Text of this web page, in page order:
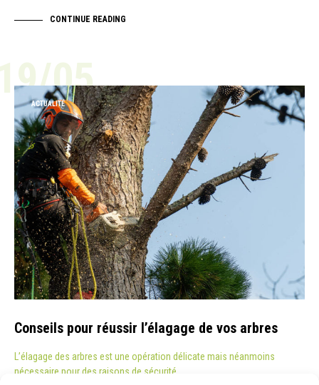
CONTINUE READING
05
ACTUALITÉ
Conseils pour réussir l’élagage de vos arbres
L’élagage des arbres est une opération délicate mais néanmoins
nécessaire pour des raisons de sécurité.…